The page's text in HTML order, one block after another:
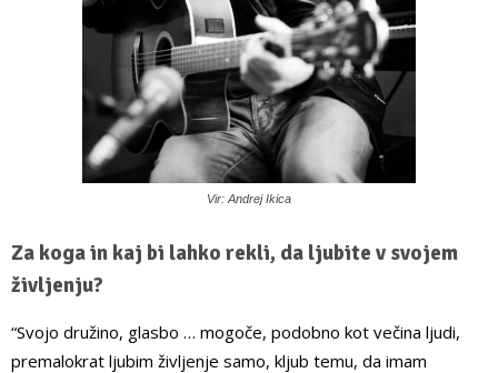
Vir: Andrej Ikica
Za koga in kaj bi lahko rekli, da ljubite v svojem
življenju?
“Svojo družino, glasbo … mogoče, podobno kot večina ljudi,
premalokrat ljubim življenje samo, kljub temu, da imam